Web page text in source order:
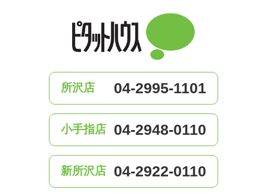
所沢店 04-2995-1101
小手指店 04-2948-0110
新所沢店 04-2922-0110